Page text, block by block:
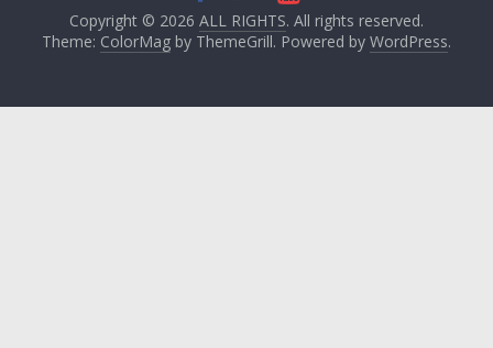
Copyright © 2026 ALL RIGHTS. All rights reserved.
Theme: ColorMagby ThemeGrill. Powered by WordPress.